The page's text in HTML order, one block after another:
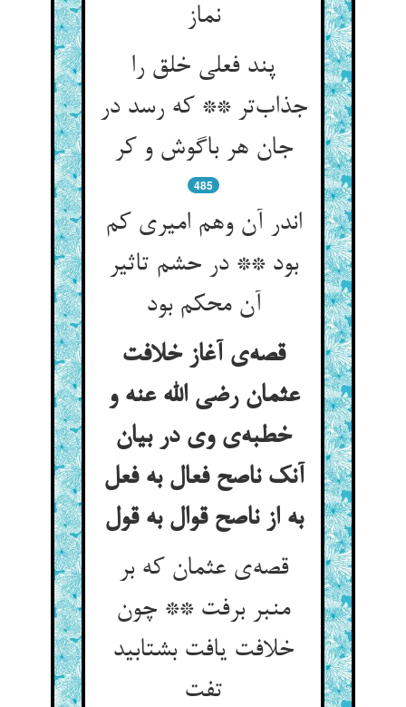
نماز
پند فعلی خلق را
جذاب‌تر ** که رسد در
جان هر باگوش و کر
485
اندر آن وهم امیری کم
بود ** در حشم تاثیر
آن محکم بود
قصه‌ی آغاز خلافت
عثمان رضی الله عنه و
خطبه‌ی وی در بیان
آنک ناصح فعال به فعل
به از ناصح قوال به قول
قصه‌ی عثمان که بر
منبر برفت ** چون
خلافت یافت بشتابید
تفت